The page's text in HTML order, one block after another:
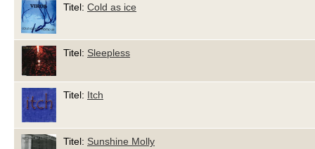
Titel: Cold as ice
Titel: Sleepless
Titel: Itch
Titel: Sunshine Molly